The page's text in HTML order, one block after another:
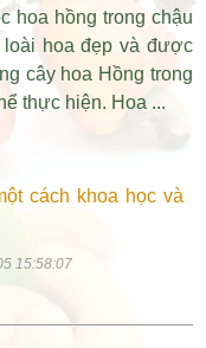
hoa hồng trong chậu
loài hoa đẹp và được
cây hoa Hồng trong
thực hiện. Hoa ...
cách khoa học và
15:58:07